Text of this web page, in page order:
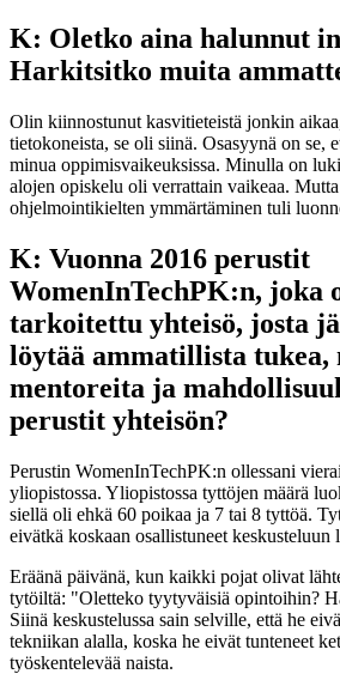
K: Oletko aina halunnut
Harkitsitko muita
Olin kiinnostunut kasvitieteistä jonkin
tietokoneista, se oli siinä. Osasyynä on se,
minua oppimisvaikeuksissa. Minulla on
alojen opiskelu oli verrattain vaikeaa.
ohjelmointikielten ymmärtäminen tuli
K: Vuonna 2016 perustit
WomenInTechPK:n, joka
tarkoitettu yhteisö, josta
löytää ammatillista tukea,
mentoreita ja
perustit yhteisön?
Perustin WomenInTechPK:n ollessani
yliopistossa. Yliopistossa tyttöjen määrä
siellä oli ehkä 60 poikaa ja 7 tai 8 tyttöä.
eivätkä koskaan osallistuneet keskusteluun
Eräänä päivänä, kun kaikki pojat olivat
tytöiltä: "Oletteko tyytyväisiä opintoihin?
Siinä keskustelussa sain selville, että he
tekniikan alalla, koska he eivät tunteneet
työskentelevää naista.